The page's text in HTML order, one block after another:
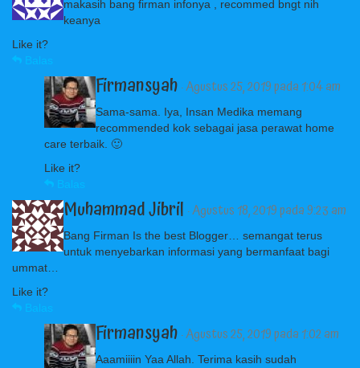
makasih bang firman infonya , recommed bngt nih
keanya
Like it?
Balas
Firmansyah· Agustus 25, 2019 pada 1:04 am
Sama-sama. Iya, Insan Medika memang
recommended kok sebagai jasa perawat home
care terbaik. 🙂
Like it?
Balas
Muhammad Jibril · Agustus 18, 2019 pada 9:23 am
Bang Firman Is the best Blogger… semangat terus
untuk menyebarkan informasi yang bermanfaat bagi
ummat…
Like it?
Balas
Firmansyah· Agustus 25, 2019 pada 1:02 am
Aaamiiiin Yaa Allah. Terima kasih sudah